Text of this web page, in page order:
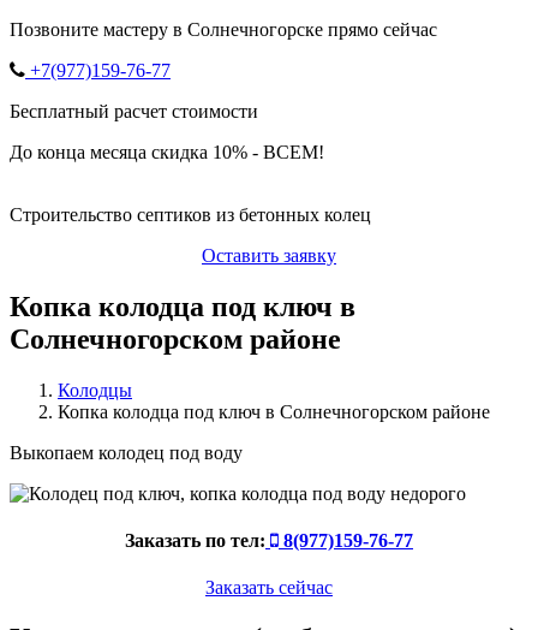
Позвоните мастеру в Солнечногорске прямо сейчас
+7(977)159-76-77
Бесплатный расчет стоимости
До конца месяца скидка 10% - ВСЕМ!
Строительство септиков из бетонных колец
Оставить заявку
Копка колодца под ключ в
Солнечногорском районе
Колодцы
Копка колодца под ключ в Солнечногорском районе
Выкопаем колодец под воду
Заказать по тел: 8(977)159-76-77
Заказать сейчас